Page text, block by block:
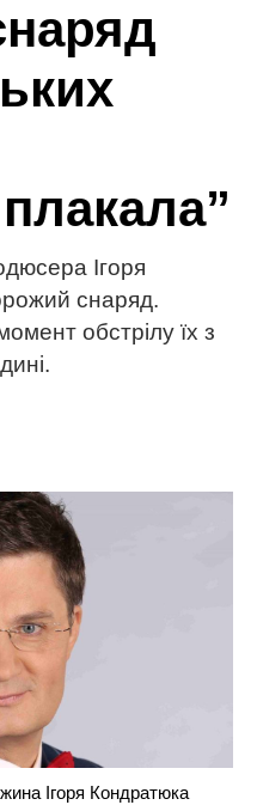
Ігоря
снаряд.
обстрілу їх з
Ігоря Кондратюка